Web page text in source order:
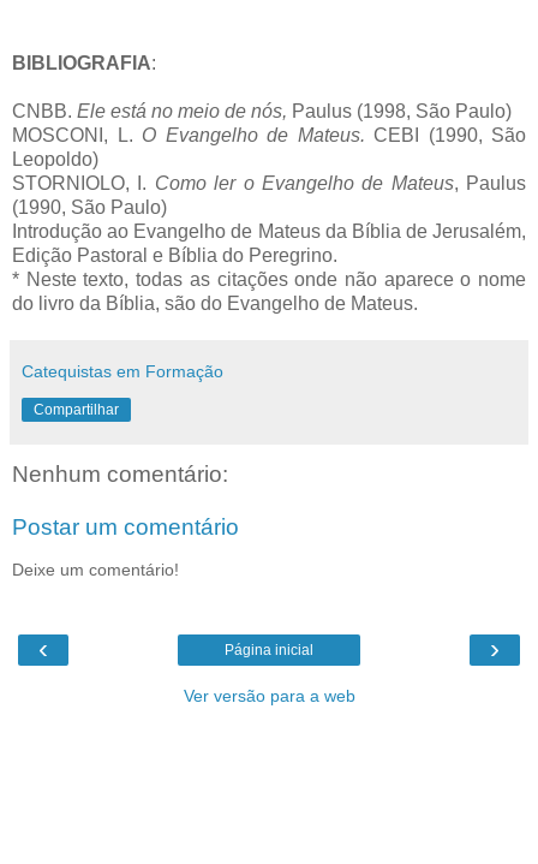
BIBLIOGRAFIA:
CNBB. Ele está no meio de nós, Paulus (1998, São Paulo)
MOSCONI, L. O Evangelho de Mateus. CEBI (1990, São
Leopoldo)
STORNIOLO, I. Como ler o Evangelho de Mateus, Paulus
(1990, São Paulo)
Introdução ao Evangelho de Mateus da Bíblia de Jerusalém,
Edição Pastoral e Bíblia do Peregrino.
* Neste texto, todas as citações onde não aparece o nome
do livro da Bíblia, são do Evangelho de Mateus.
Catequistas em Formação
Compartilhar
Nenhum comentário:
Postar um comentário
Deixe um comentário!
‹ ›
Página inicial
Ver versão para a web